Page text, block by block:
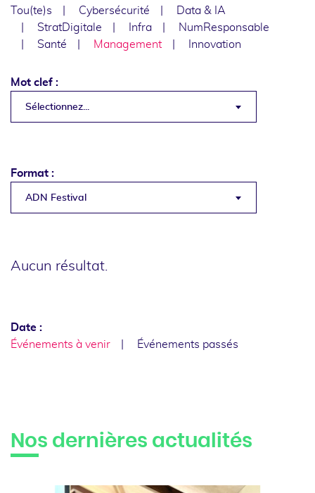
Tou(te)s
Cybersécurité
Data & IA
StratDigitale
Infra
NumResponsable
Santé
Management Innovation
Mot clef :
Sélectionnez...
Format :
ADN Festival
Aucun résultat.
Date :
Événements à venir
Événements passés
Nos dernières actualités